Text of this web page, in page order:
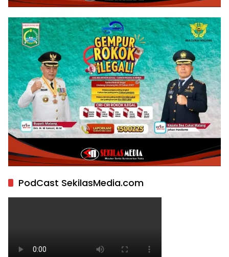
PodCast SekilasMedia.com